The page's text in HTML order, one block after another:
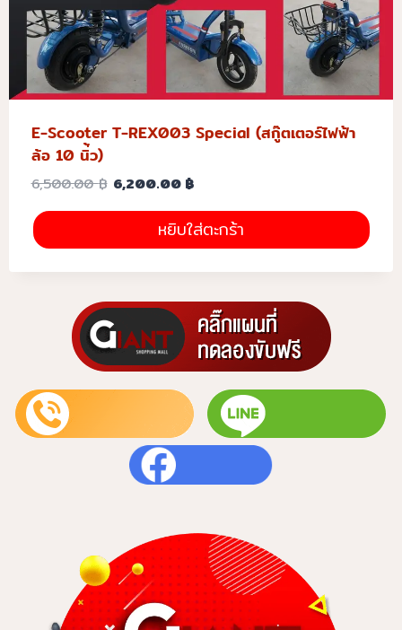
E-Scooter T-REX003 Special (สกู๊ตเตอร์ไฟฟ้า
ล้อ 10 นิ่้ว)
6,500.00฿ 6,200.00 ฿
หยิบใส่ตะกร้า